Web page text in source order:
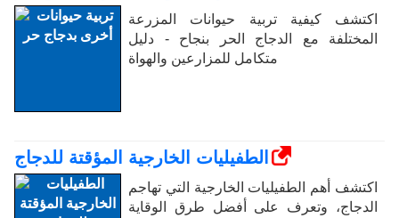
اكتشف كيفية تربية حيوانات المزرعة
المختلفة مع الدجاج الحر بنجاح - دليل
متكامل للمزارعين والهواة
الطفيليات الخارجية المؤقتة للدجاج
اكتشف أهم الطفيليات الخارجية التي تهاجم
الدجاج، وتعرف على أفضل طرق الوقاية